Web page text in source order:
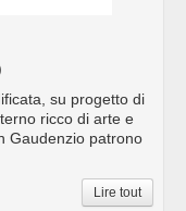
su progetto di
ricco di arte e
Gaudenzio patrono
Lire tout